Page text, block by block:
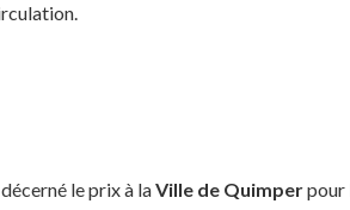
le prix à laVille de Quimperpour